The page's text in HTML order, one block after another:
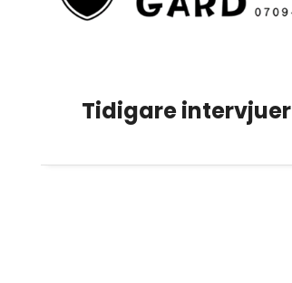
Tidigare intervjuer